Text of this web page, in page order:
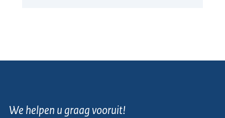
We helpen u graag vooruit!